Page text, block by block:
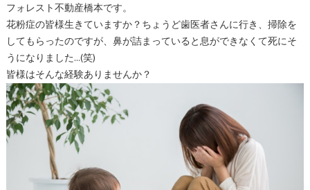
フォレスト不動産橋本です。
花粉症の皆様生きていますか？ちょうど歯医者さんに行き、掃除を
してもらったのですが、鼻が詰まっていると息ができなくて死にそ
うになりました…(笑)
皆様はそんな経験ありませんか？